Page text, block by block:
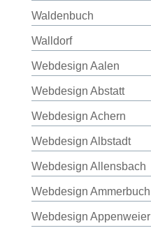
Waldenbuch
Walldorf
Webdesign Aalen
Webdesign Abstatt
Webdesign Achern
Webdesign Albstadt
Webdesign Allensbach
Webdesign Ammerbuch
Webdesign Appenweier